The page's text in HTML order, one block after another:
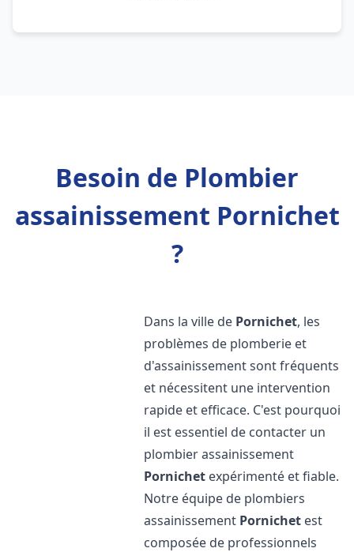
Besoin de Plombier
assainissement Pornichet
?
Dans la ville de Pornichet, les
problèmes de plomberie et
d'assainissement sont fréquents
et nécessitent une intervention
rapide et efficace. C'est pourquoi
il est essentiel de contacter un
plombier assainissement
Pornichet expérimenté et fiable.
Notre équipe de plombiers
assainissement Pornichet est
composée de professionnels